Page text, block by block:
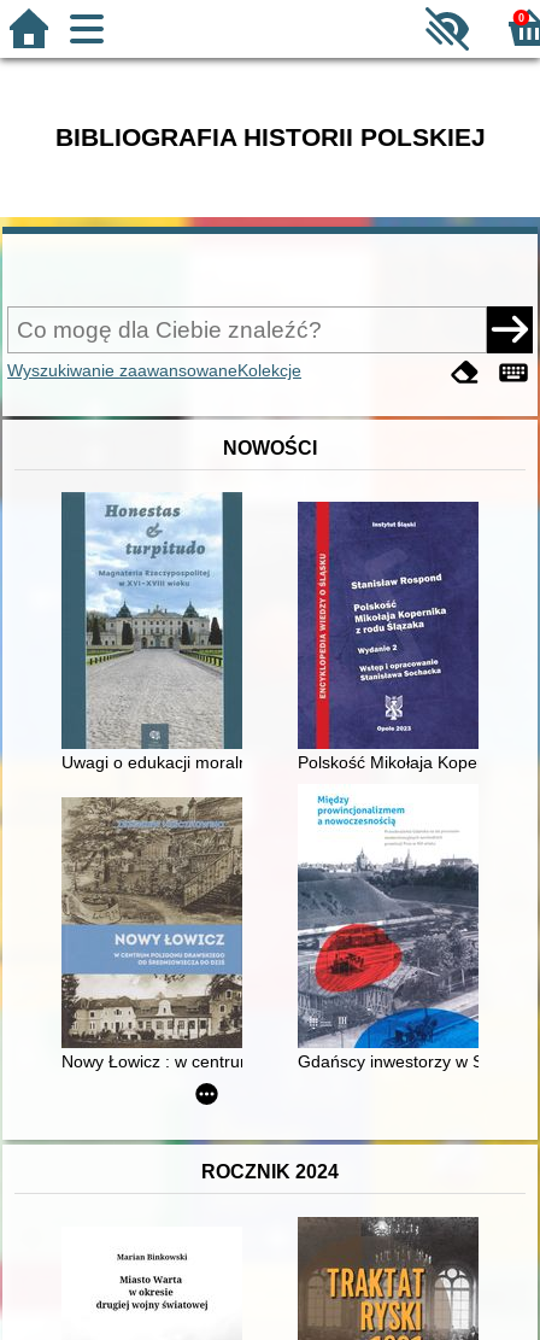
0
BIBLIOGRAFIA HISTORII POLSKIEJ
Wyszukiwanie zaawansowaneKolekcje
NOWOŚCI
Uwagi o edukacji moralnej synów szlacheckich w XVI-
Polskość Mikołaja Kopernika z
Nowy Łowicz : w centrum poligonu drawskiego od
Gdańscy inwestorzy w
ROCZNIK 2024